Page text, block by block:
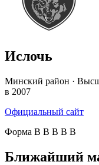
Ислочь
Минский район ·
в 2007
Официальный сайт
Форма В В В В В
Ближайший